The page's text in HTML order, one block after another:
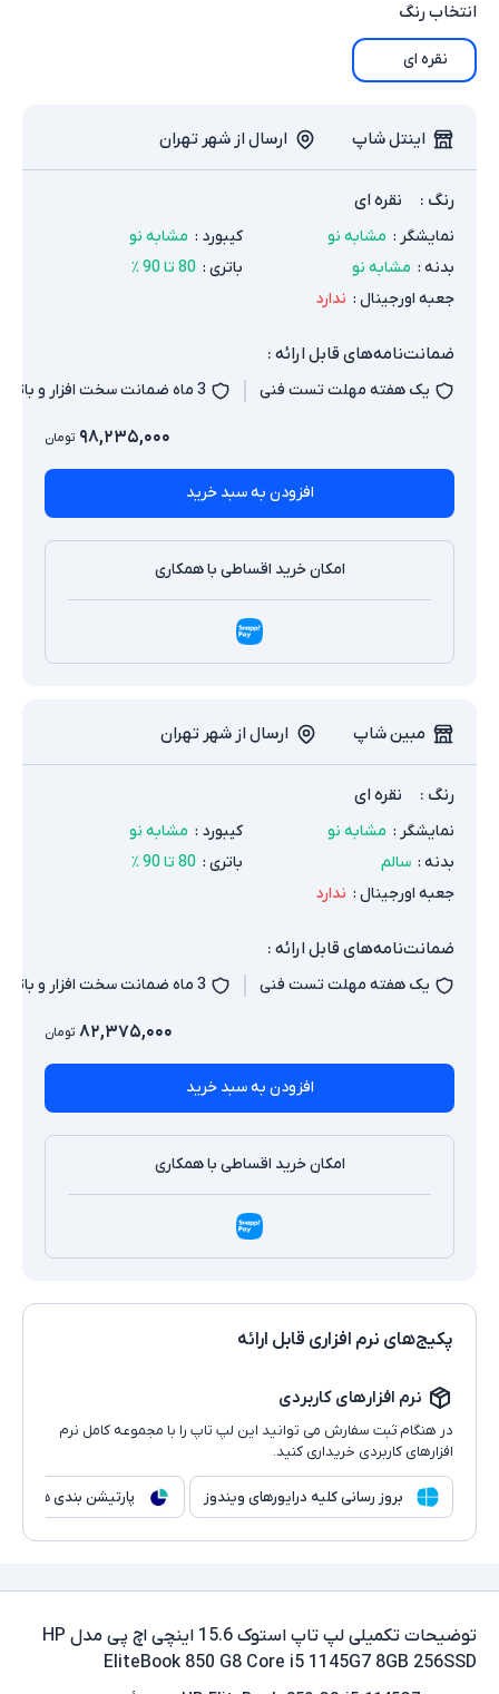
انتخابرنگ
نقره ای
اینتل شاپ ارسال از شهر تهران
رنگ : نقره ای
نمایشگر : مشابه نو کیبورد : مشابه نو
بدنه : مشابه نو باتری : 80 تا 90 ٪
جعبه اورجینال : ندارد
ضمانت‌نامه‌های قابل ارائه :
یک هفته مهلت تست فنی 3 ماه ضمانت سخت افزار و باتری
۹۸,۲۳۵,۰۰۰ تومان
افزودن به سبد خرید
امکان خرید اقساطی با همکاری
مبین شاپ ارسال از شهر تهران
رنگ : نقره ای
نمایشگر : مشابه نو کیبورد : مشابه نو
بدنه : سالم باتری : 80 تا 90 ٪
جعبه اورجینال : ندارد
ضمانت‌نامه‌های قابل ارائه :
یک هفته مهلت تست فنی 3 ماه ضمانت سخت افزار و باتری
۸۲,۳۷۵,۰۰۰ تومان
افزودن به سبد خرید
امکان خرید اقساطی با همکاری
پکیج‌های نرم افزاری قابل ارائه
نرم افزارهای کاربردی
در هنگام ثبت سفارش می توانید این لپ تاپ را با مجموعه کامل نرم
افزارهای کاربردی خریداری کنید.
بروز رسانی کلیه درایورهای ویندوز پارتیشن بندی هارد
توضیحات تکمیلی
لپ تاپ استوک 15.6 اینچی اچ پی مدل HP
EliteBook 850 G8 Core i5 1145G7 8GB 256SSD